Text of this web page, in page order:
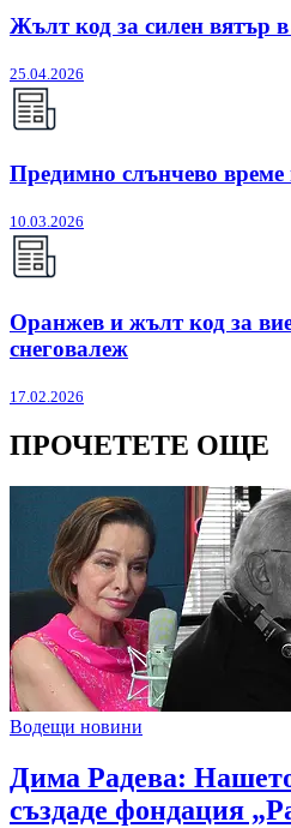
Жълт код за силен вятър в
25.04.2026
Предимно слънчево време
10.03.2026
Оранжев и жълт код за
снеговалеж
17.02.2026
ПРОЧЕТЕТЕ ОЩЕ
Водещи новини
Дима Радева:
създаде фондация